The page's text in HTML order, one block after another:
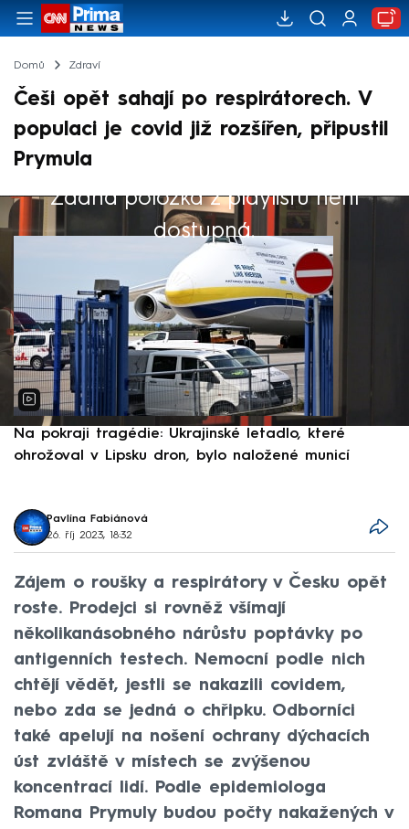
Domů Zdraví
Češi opět sahají po respirátorech. V
populaci je covid již rozšířen, připustil
Prymula
Žádná položka z playlistu není
dostupná.
Výběr redakce
Na pokraji tragédie: Ukrajinské letadlo, které
ohrožoval v Lipsku dron, bylo naložené municí
Pavlína Fabiánová
26. říj 2023, 18:32
Zájem o roušky a respirátory v Česku opět
roste. Prodejci si rovněž všímají
několikanásobného nárůstu poptávky po
antigenních testech. Nemocní podle nich
chtějí vědět, jestli se nakazili covidem,
nebo zda se jedná o chřipku. Odborníci
také apelují na nošení ochrany dýchacích
úst zvláště v místech se zvýšenou
koncentrací lidí. Podle epidemiologa
Romana Prymuly budou počty nakažených v